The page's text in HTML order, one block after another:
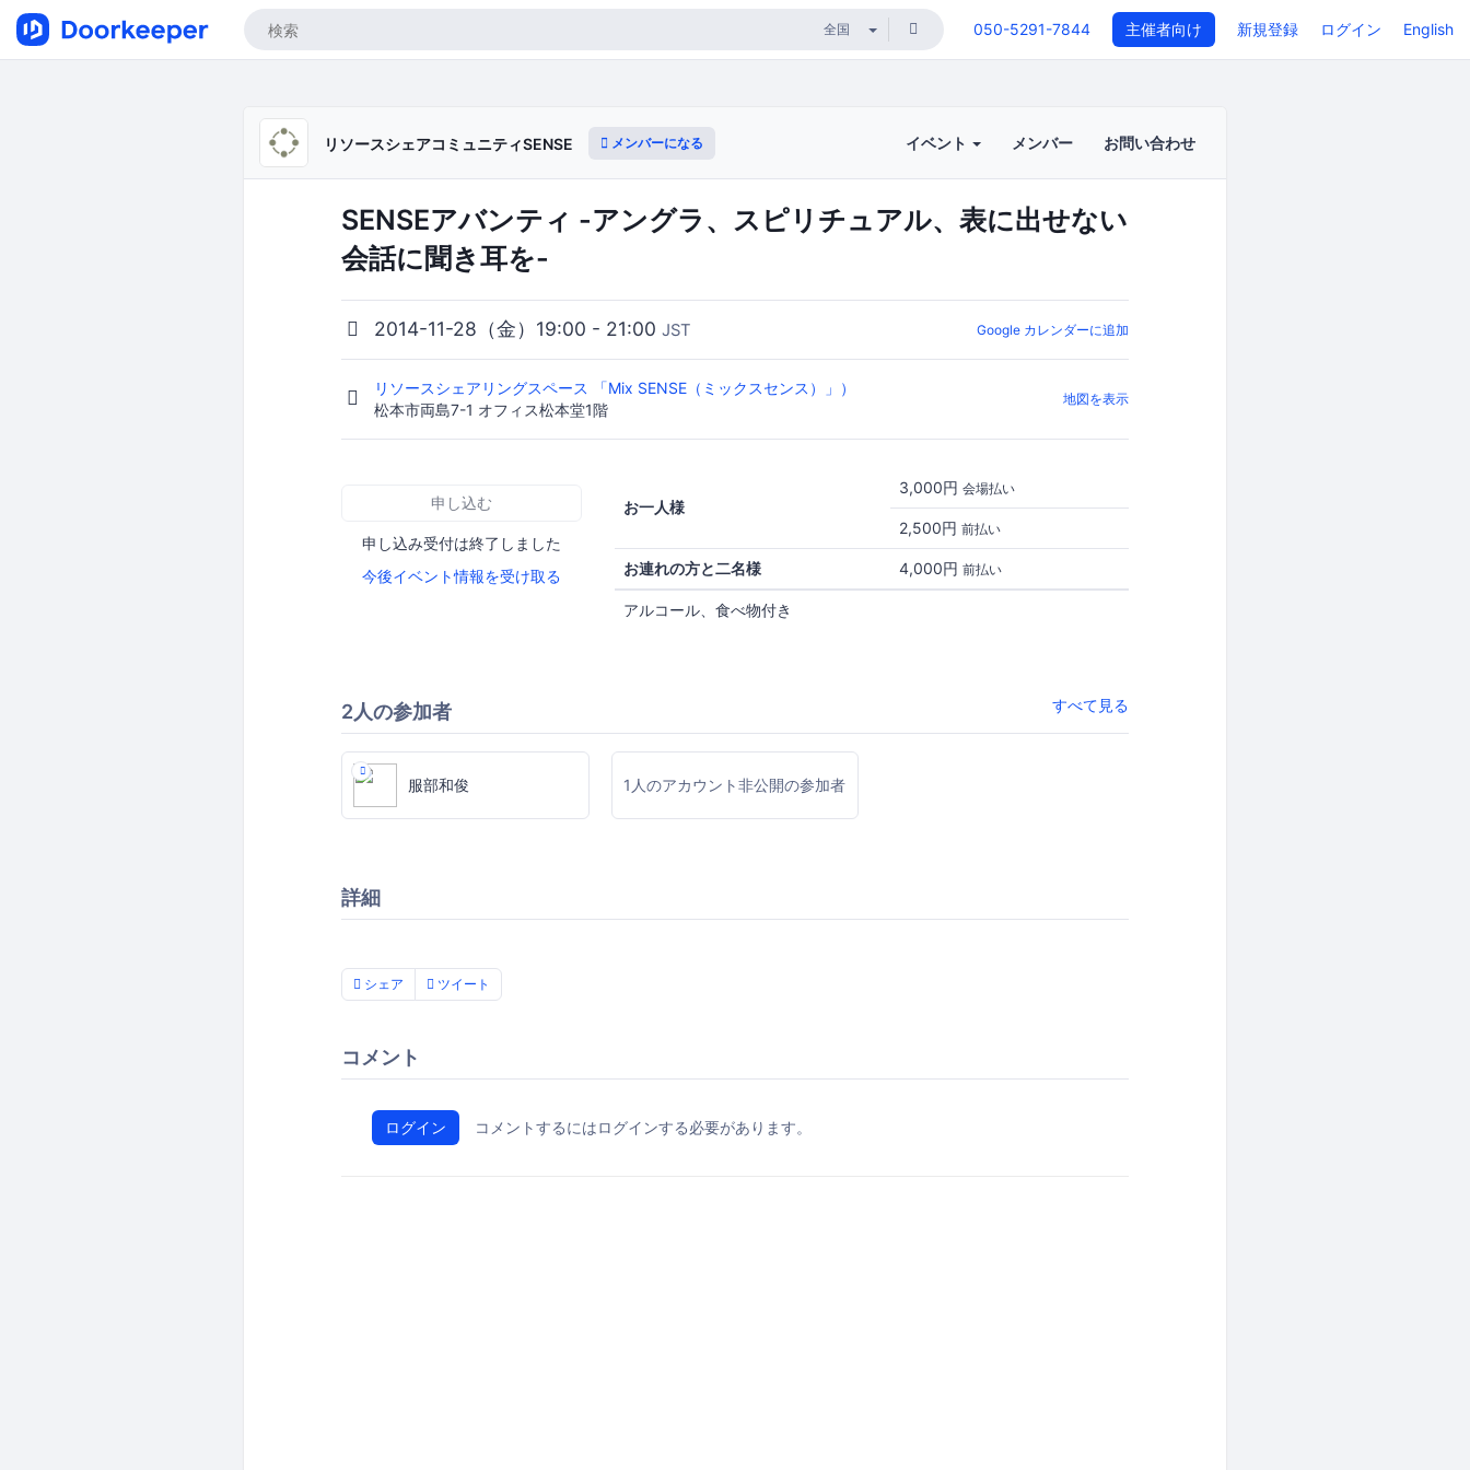
050-5291-7844 主催者向け 新規登録 ログイン English
リソースシェアコミュニティSENSE メンバーになる イベント メンバー お問い合わせ
SENSEアバンティ -アングラ、スピリチュアル、表に出せない
会話に聞き耳を-
2014-11-28（金）19:00 - 21:00 JST Google カレンダーに追加
リソースシェアリングスペース 「Mix SENSE（ミックスセンス）」）
松本市両島7-1 オフィス松本堂1階
地図を表示
申し込む
申し込み受付は終了しました
今後イベント情報を受け取る
お一人様
3,000円 会場払い
2,500円 前払い
お連れの方と二名様 4,000円 前払い
アルコール、食べ物付き
2人の参加者 すべて見る
服部和俊 1人のアカウント非公開の参加者
詳細
シェア ツイート
コメント
ログイン コメントするにはログインする必要があります。